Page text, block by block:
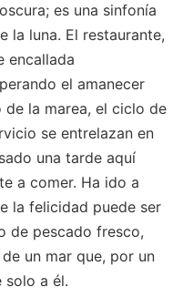
es una sinfonía
la luna. El restaurante,
encallada
el amanecer
la marea, el ciclo de
se entrelazan en
una tarde aquí
a comer. Ha ido a
la felicidad puede ser
de pescado fresco,
un mar que, por un
solo a él.